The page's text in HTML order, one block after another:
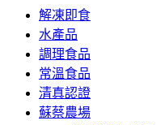
解凍即食
水產品
調理食品
常溫食品
清真認證
蘇蔡農場